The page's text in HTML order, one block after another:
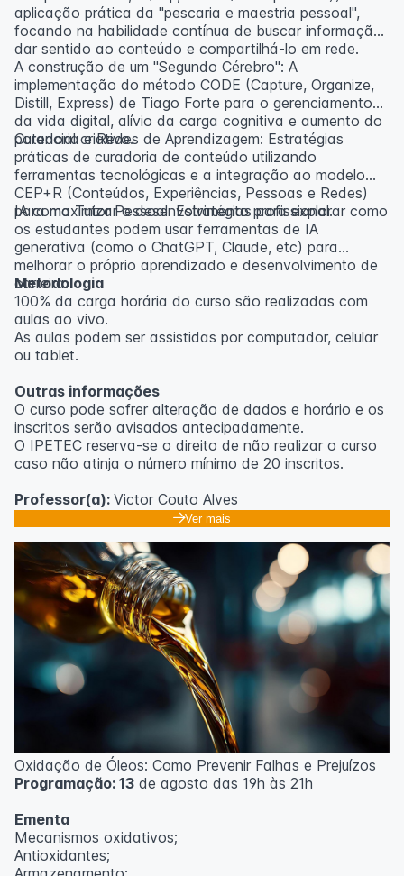
aplicação prática da "pescaria e maestria pessoal",
focando na habilidade contínua de buscar informação,
dar sentido ao conteúdo e compartilhá-lo em rede.
A construção de um "Segundo Cérebro": A
implementação do método CODE (Capture, Organize,
Distill, Express) de Tiago Forte para o gerenciamento
da vida digital, alívio da carga cognitiva e aumento do
potencial criativo.
Curadoria e Redes de Aprendizagem: Estratégias
práticas de curadoria de conteúdo utilizando
ferramentas tecnológicas e a integração ao modelo
CEP+R (Conteúdos, Experiências, Pessoas e Redes)
para maximizar o desenvolvimento profissional.
IA como Tutor Pessoal: Estratégias para explorar como
os estudantes podem usar ferramentas de IA
generativa (como o ChatGPT, Claude, etc) para
melhorar o próprio aprendizado e desenvolvimento de
carreira.
Metodologia
100% da carga horária do curso são realizadas com
aulas ao vivo.
As aulas podem ser assistidas por computador, celular
ou tablet.
Outras informações
O curso pode sofrer alteração de dados e horário e os
inscritos serão avisados ​​antecipadamente.
O IPETEC reserva-se o direito de não realizar o curso
caso não atinja o número mínimo de 20 inscritos.
Professor(a): Victor Couto Alves
Ver mais
Oxidação de Óleos: Como Prevenir Falhas e Prejuízos
Programação: 13 de agosto das 19h às 21h
Ementa
Mecanismos oxidativos;
Antioxidantes;